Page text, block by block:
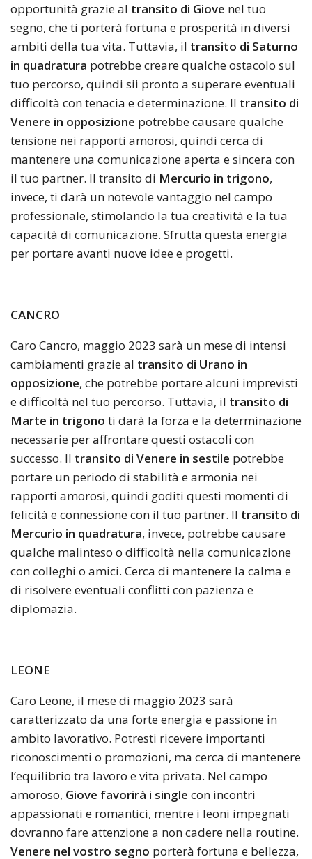
opportunità grazie al transito di Giove nel tuo
segno, che ti porterà fortuna e prosperità in diversi
ambiti della tua vita. Tuttavia, il transito di Saturno
in quadratura potrebbe creare qualche ostacolo sul
tuo percorso, quindi sii pronto a superare eventuali
difficoltà con tenacia e determinazione. Il transito di
Venere in opposizione potrebbe causare qualche
tensione nei rapporti amorosi, quindi cerca di
mantenere una comunicazione aperta e sincera con
il tuo partner. Il transito di Mercurio in trigono,
invece, ti darà un notevole vantaggio nel campo
professionale, stimolando la tua creatività e la tua
capacità di comunicazione. Sfrutta questa energia
per portare avanti nuove idee e progetti.
CANCRO
Caro Cancro, maggio 2023 sarà un mese di intensi
cambiamenti grazie al transito di Urano in
opposizione, che potrebbe portare alcuni imprevisti
e difficoltà nel tuo percorso. Tuttavia, il transito di
Marte in trigono ti darà la forza e la determinazione
necessarie per affrontare questi ostacoli con
successo. Il transito di Venere in sestile potrebbe
portare un periodo di stabilità e armonia nei
rapporti amorosi, quindi goditi questi momenti di
felicità e connessione con il tuo partner. Il transito di
Mercurio in quadratura, invece, potrebbe causare
qualche malinteso o difficoltà nella comunicazione
con colleghi o amici. Cerca di mantenere la calma e
di risolvere eventuali conflitti con pazienza e
diplomazia.
LEONE
Caro Leone, il mese di maggio 2023 sarà
caratterizzato da una forte energia e passione in
ambito lavorativo. Potresti ricevere importanti
riconoscimenti o promozioni, ma cerca di mantenere
l’equilibrio tra lavoro e vita privata. Nel campo
amoroso, Giove favorirà i single con incontri
appassionati e romantici, mentre i leoni impegnati
dovranno fare attenzione a non cadere nella routine.
Venere nel vostro segno porterà fortuna e bellezza,